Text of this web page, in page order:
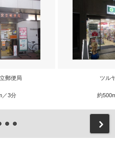
郵便局
／3分
ツル
約